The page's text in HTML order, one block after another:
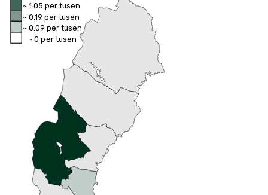
~ 1.05 per tusen
~ 0.19 per tusen
~ 0.09 per tusen
~ 0 per tusen